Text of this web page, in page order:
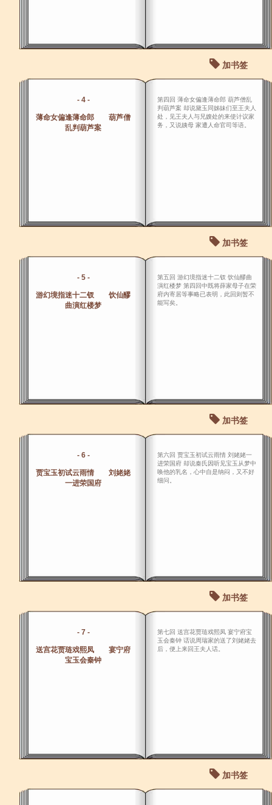
加书签
- 4 -
薄命女偏逢薄命郎 葫芦僧
乱判葫芦案
第四回 薄命女偏逢薄命郎 葫芦僧乱
判葫芦案 却说黛玉同姊妹们至王夫人
处，见王夫人与兄嫂处的来使计议家
务，又说姨母 家遭人命官司等语。
加书签
- 5 -
游幻境指迷十二钗 饮仙醪
曲演红楼梦
第五回 游幻境指迷十二钗 饮仙醪曲
演红楼梦 第四回中既将薛家母子在荣
府内寄居等事略已表明，此回则暂不
能写矣。
加书签
- 6 -
贾宝玉初试云雨情 刘姥姥
一进荣国府
第六回 贾宝玉初试云雨情 刘姥姥一
进荣国府 却说秦氏因听见宝玉从梦中
唤他的乳名，心中自是纳闷，又不好
细问。
加书签
- 7 -
送宫花贾琏戏熙凤 宴宁府
宝玉会秦钟
第七回 送宫花贾琏戏熙凤 宴宁府宝
玉会秦钟 话说周瑞家的送了刘姥姥去
后，便上来回王夫人话。
加书签